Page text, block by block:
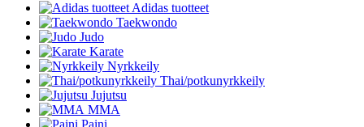
Adidas tuotteet
Taekwondo
Judo
Karate
Nyrkkeily
Thai/potkunyrkkeily
Jujutsu
MMA